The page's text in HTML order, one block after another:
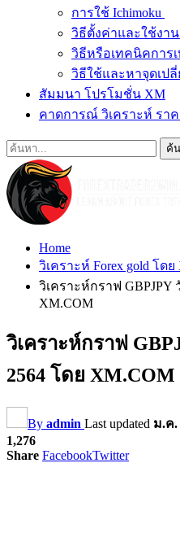
การใช้ Ichimoku
วิธีตั้งค่าและใช้งาน
วิธีหรือเทคนิคการเ
วิธีใช้และหาจุดเปลี่
สัมมนา โปรโมชั่น XM
คาดการณ์ วิเคราะห์ รา
Home
วิเคราะห์ Forex gold โดย
วิเคราะห์กราฟ GBPJPY
XM.COM
วิเคราะห์กราฟ
2564 โดย XM.COM
By admin Last updated ม.ค.
1,276
Share FacebookTwitter